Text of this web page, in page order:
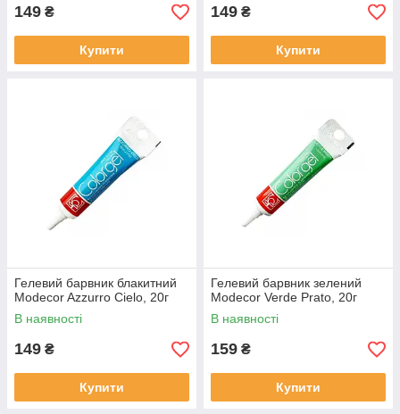
149 ₴
Купити
149 ₴
Купити
Гелевий барвник блакитний
Modecor Azzurro Cielo, 20г
В наявності
149 ₴
Купити
Гелевий барвник зелений
Modecor Verde Prato, 20г
В наявності
159 ₴
Купити